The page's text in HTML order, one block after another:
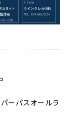
ーパスオールラ